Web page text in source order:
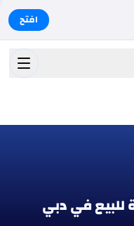
افتح